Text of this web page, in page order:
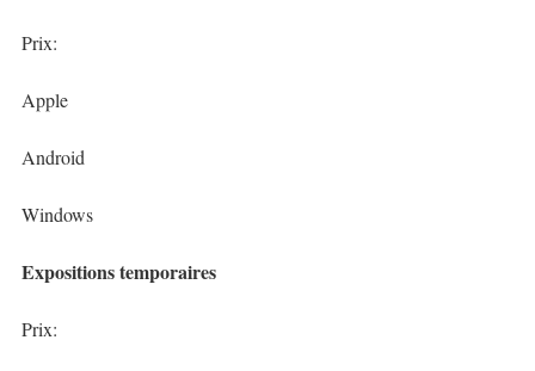
Prix:
Apple
Android
Windows
Expositions temporaires
Prix: